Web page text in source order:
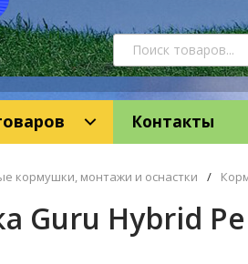
Контакты
кормушки, монтажи и оснастки /
Guru Hybrid